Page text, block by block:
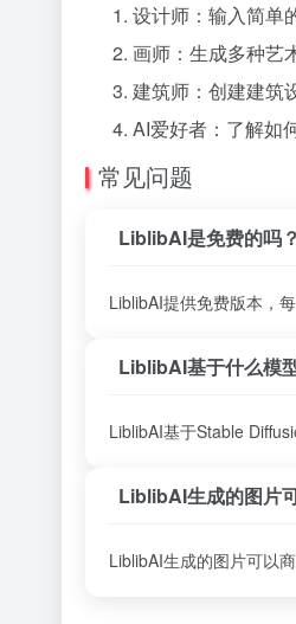
设计师：输入简单
画师：生成多种艺
建筑师：创建建筑
AI爱好者：了解如
常见问题
LiblibAI是免费的吗？
LiblibAI提供免费版本，
LiblibAI基于什么模
LiblibAI基于Stable
LiblibAI生成的图片
LiblibAI生成的图片可以